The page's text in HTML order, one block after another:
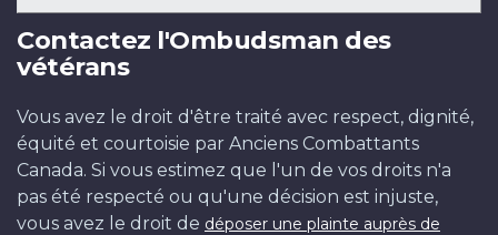
Contactez l'Ombudsman des
vétérans
Vous avez le droit d'être traité avec respect, dignité,
équité et courtoisie par Anciens Combattants
Canada. Si vous estimez que l'un de vos droits n'a
pas été respecté ou qu'une décision est injuste,
vous avez le droit de déposer une plainte auprès de